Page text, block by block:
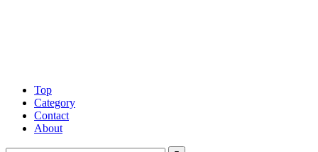
Top
Category
Contact
About